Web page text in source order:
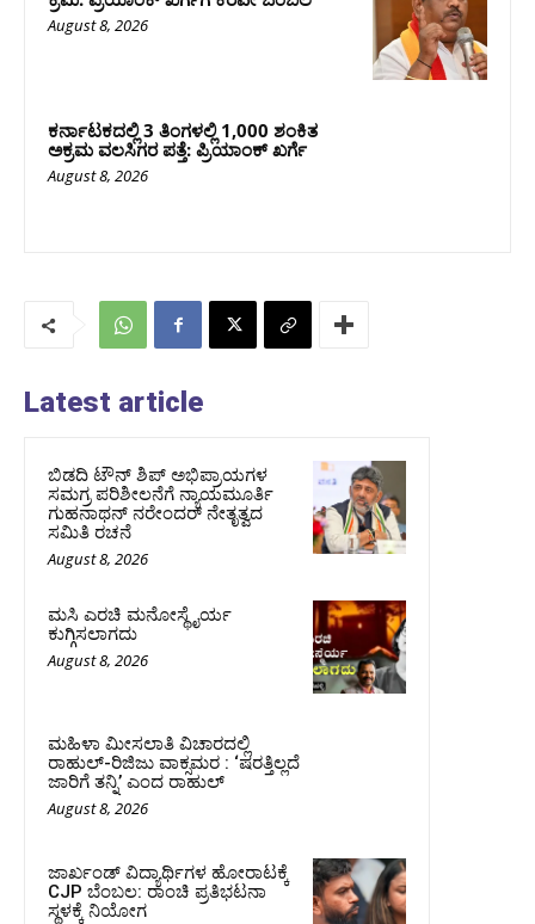
August 8, 2026
ಕರ್ನಾಟಕದಲ್ಲಿ 3 ತಿಂಗಳಲ್ಲಿ 1,000 ಶಂಕಿತ
ಅಕ್ರಮ ವಲಸಿಗರ ಪತ್ತೆ: ಪ್ರಿಯಾಂಕ್‌ ಖರ್ಗೆ
August 8, 2026
Latest article
ಬಿಡದಿ ಟೌನ್ ಶಿಪ್ ಅಭಿಪ್ರಾಯಗಳ
ಸಮಗ್ರ ಪರಿಶೀಲನೆಗೆ ನ್ಯಾಯಮೂರ್ತಿ
ಗುಹನಾಥನ್ ನರೇಂದರ್ ನೇತೃತ್ವದ
ಸಮಿತಿ ರಚನೆ
August 8, 2026
ಮಸಿ ಎರಚಿ ಮನೋಸ್ಥೈರ್ಯ
ಕುಗ್ಗಿಸಲಾಗದು
August 8, 2026
ಮಹಿಳಾ ಮೀಸಲಾತಿ ವಿಚಾರದಲ್ಲಿ
ರಾಹುಲ್‌-ರಿಜಿಜು ವಾಕ್ಸಮರ : ‘ಷರತ್ತಿಲ್ಲದೆ
ಜಾರಿಗೆ ತನ್ನಿ’ ಎಂದ ರಾಹುಲ್‌
August 8, 2026
ಜಾರ್ಖಂಡ್‌ ವಿದ್ಯಾರ್ಥಿಗಳ ಹೋರಾಟಕ್ಕೆ
CJP ಬೆಂಬಲ: ರಾಂಚಿ ಪ್ರತಿಭಟನಾ
ಸ್ಥಳಕ್ಕೆ ನಿಯೋಗ